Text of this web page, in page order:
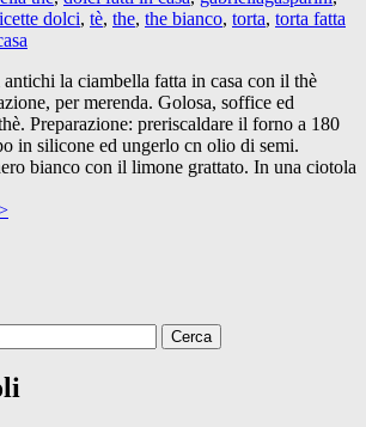
dolci, tè, the, the bianco, torta, torta fatta
la ciambella fatta in casa con il thè
per merenda. Golosa, soffice ed
Preparazione: preriscaldare il forno a 180
in silicone ed ungerlo cn olio di semi.
bianco con il limone grattato. In una ciotola